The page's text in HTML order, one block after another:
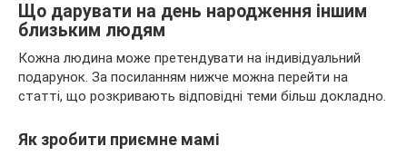
Що дарувати на день народження іншим
близьким людям
Кожна людина може претендувати на індивідуальний
подарунок. За посиланням нижче можна перейти на
статті, що розкривають відповідні теми більш докладно.
Як зробити приємне мамі